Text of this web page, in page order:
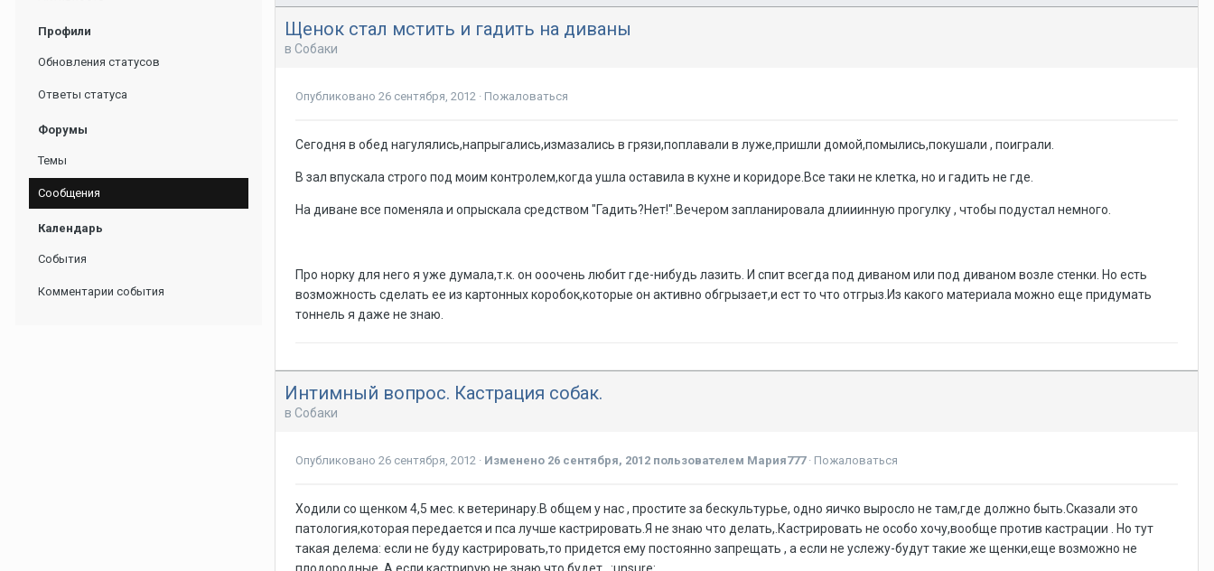
Профили
Обновления статусов
Ответы статуса
Форумы
Темы
Сообщения
Календарь
События
Комментарии события
Щенок стал мстить и гадить на диваны
в Собаки
Опубликовано 26 сентября, 2012 · Пожаловаться
Сегодня в обед нагулялись,напрыгались,измазались в грязи,поплавали в луже,пришли домой,помылись,покушали , поиграли.
В зал впускала строго под моим контролем,когда ушла оставила в кухне и коридоре.Все таки не клетка, но и гадить не где.
На диване все поменяла и опрыскала средством "Гадить?Нет!".Вечером запланировала длииинную прогулку , чтобы подустал немного.
Про норку для него я уже думала,т.к. он ооочень любит где-нибудь лазить. И спит всегда под диваном или под диваном возле стенки. Но есть
возможность сделать ее из картонных коробок,которые он активно обгрызает,и ест то что отгрыз.Из какого материала можно еще придумать
тоннель я даже не знаю.
Интимный вопрос. Кастрация собак.
в Собаки
Опубликовано 26 сентября, 2012 · Изменено 26 сентября, 2012 пользователем Мария777 · Пожаловаться
Ходили со щенком 4,5 мес. к ветеринару.В общем у нас , простите за бескультурье, одно яичко выросло не там,где должно быть.Сказали это
патология,которая передается и пса лучше кастрировать.Я не знаю что делать,.Кастрировать не особо хочу,вообще против кастрации . Но тут
такая делема: если не буду кастрировать,то придется ему постоянно запрещать , а если не услежу-будут такие же щенки,еще возможно не